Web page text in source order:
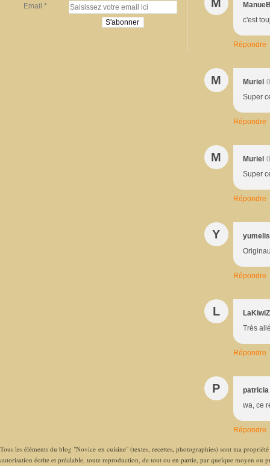
Email
M
c'est
Répondre
M Muriel
Super
Répondre
M Muriel
Super
Répondre
Y
Répondre
L
Très
Répondre
P
patricia
wa, ce
Répondre
Tous les éléments du blog "Novice en cuisine" (textes, recettes, photographies) sont ma
autorisation écrite et préalable, toute reproduction, de tout ou en partie, par quelque moyen ou